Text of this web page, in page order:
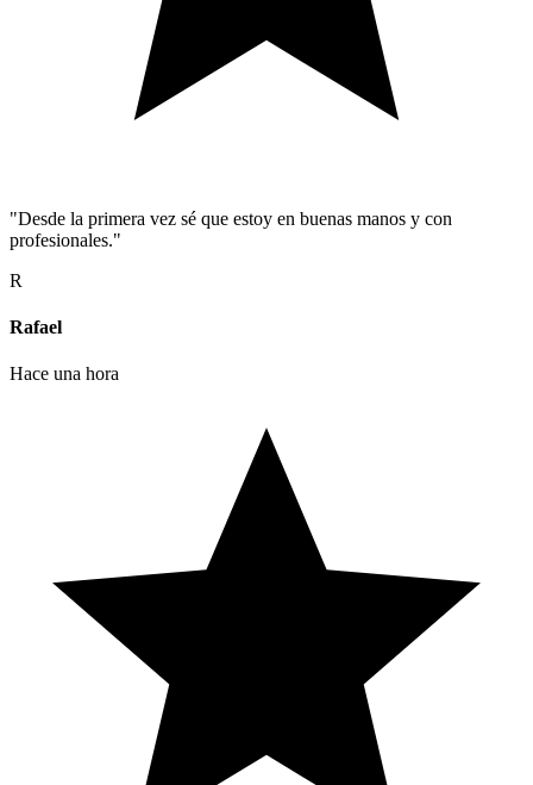
"Desde la primera vez sé que estoy en buenas manos y con
profesionales."
R
Rafael
Hace una hora